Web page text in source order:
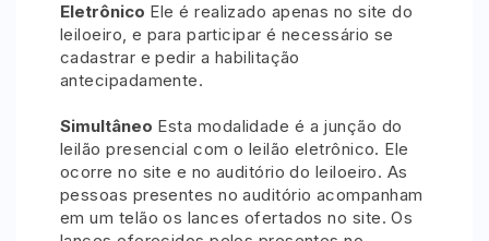
Eletrônico Ele é realizado apenas no site do
leiloeiro, e para participar é necessário se
cadastrar e pedir a habilitação
antecipadamente.
Simultâneo Esta modalidade é a junção do
leilão presencial com o leilão eletrônico. Ele
ocorre no site e no auditório do leiloeiro. As
pessoas presentes no auditório acompanham
em um telão os lances ofertados no site. Os